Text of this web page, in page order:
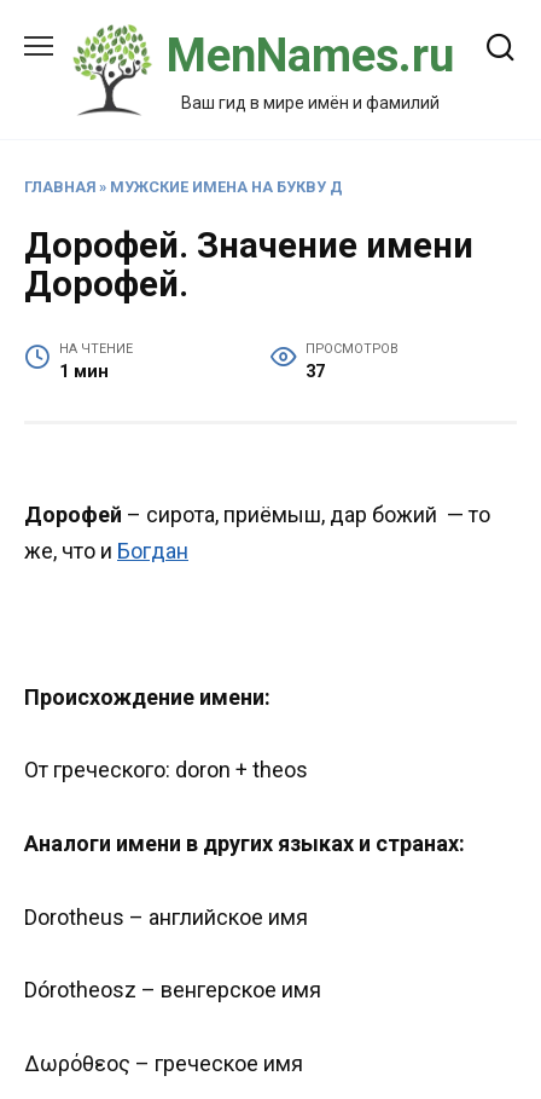
содержанию
MenNames.ru
Ваш гид в мире имён и фамилий
ГЛАВНАЯ » МУЖСКИЕ ИМЕНА НА БУКВУ Д
Дорофей. Значение имени
Дорофей.
НА ЧТЕНИЕ
1 мин
ПРОСМОТРОВ
37
Дорофей – сирота, приёмыш, дар божий — то
же, что и Богдан
Происхождение имени:
От греческого: doron + theos
Аналоги имени в других языках и странах:
Dorotheus – английское имя
Dórotheosz – венгерское имя
Δωρόθεος – греческое имя